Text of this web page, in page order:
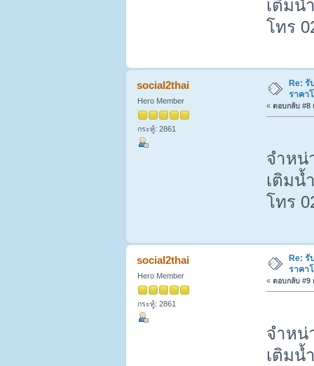
เติมน้
โทร
social2thai
Hero Member
กระทู้: 2861
Re: รั
ราคา
« ตอบกลับ #8
จำหน่
เติมน้
โทร
social2thai
Hero Member
กระทู้: 2861
Re: รั
ราคา
« ตอบกลับ #9
จำหน่
เติมน้